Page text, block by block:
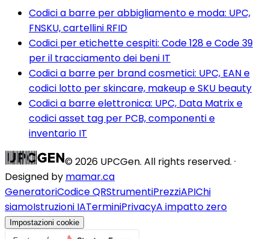
Codici a barre per abbigliamento e moda: UPC,
FNSKU, cartellini RFID
Codici per etichette cespiti: Code 128 e Code 39
per il tracciamento dei beni IT
Codici a barre per brand cosmetici: UPC, EAN e
codici lotto per skincare, makeup e SKU beauty
Codici a barre elettronica: UPC, Data Matrix e
codici asset tag per PCB, componenti e
inventario IT
©2026 UPCGen. All rights reserved. ·
Designed by mamar.ca
GeneratoriCodice QRStrumentiPrezziAPIChi
siamoIstruzioni IATerminiPrivacyA impatto zero
Impostazioni cookie